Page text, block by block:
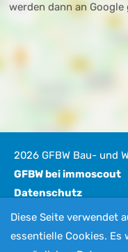
werden dann an
2026 GFBW Bau- und
GFBW bei immoscout
Datenschutz
Diese Seite verwendet
essentielle Cookies. Es